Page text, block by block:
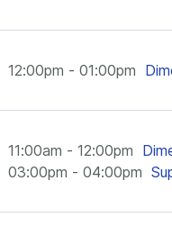
12:00pm - 01:00pm
11:00am - 12:00pm
03:00pm - 04:00pm